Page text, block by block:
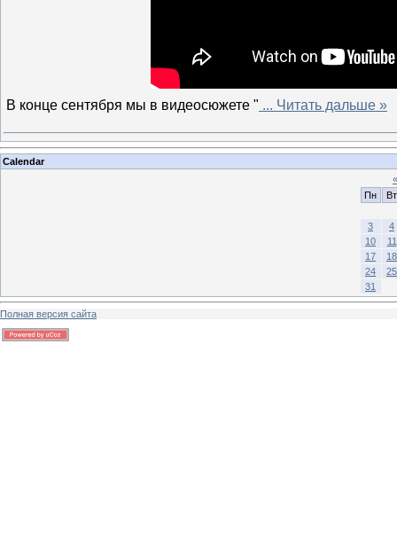
В конце сентября мы в видеосюжете " ... Читать дальше »
Calendar
«
Пн
Вт
3
4
10
11
17
18
24
25
31
Полная версия сайта